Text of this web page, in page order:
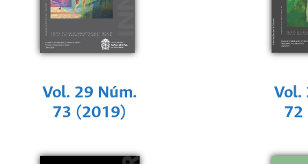
Vol. 29 Núm.
73 (2019)
Vol.
72